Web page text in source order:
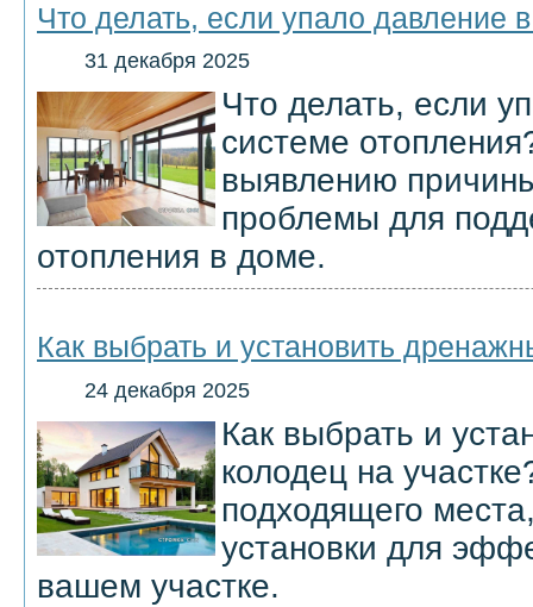
Что делать, если упало давление
31 декабря 2025
Что делать, если
системе
выявлению
проблемы для
отопления в доме.
Как выбрать и установить
24 декабря 2025
Как выбрать и
колодец на
подходящего
установки для
вашем участке.